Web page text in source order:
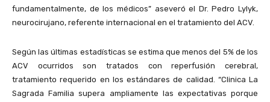
fundamentalmente, de los médicos” aseveró el Dr. Pedro Lylyk,
neurocirujano, referente internacional en el tratamiento del ACV.
Según las últimas estadísticas se estima que menos del 5% de los
ACV ocurridos son tratados con reperfusión cerebral,
tratamiento requerido en los estándares de calidad. “Clinica La
Sagrada Familia supera ampliamente las expectativas porque